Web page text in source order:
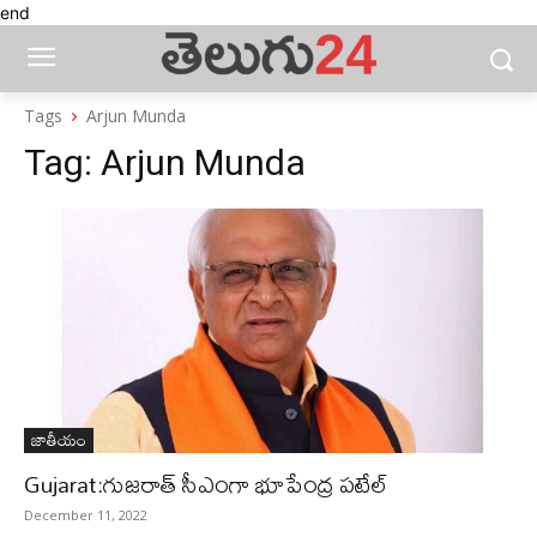
end
Tags Arjun Munda
Tag: Arjun Munda
జాతీయం
Gujarat:గుజరాత్ సీఎంగా భూపేంద్ర పటేల్
December 11, 2022